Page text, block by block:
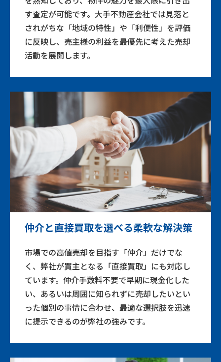
す査定が可能です。大手不動産会社では見落と
されがちな「地域の特性」や「利便性」を評価
に反映し、売主様の利益を最優先に考えた売却
活動を展開します。
仲介と直接買取を選べる柔軟な解決策
市場での高値売却を目指す「仲介」だけでな
く、弊社が買主となる「直接買取」にも対応し
ています。仲介手数料不要で早期に現金化した
い、あるいは周囲に知られずに売却したいとい
った個別の事情に合わせ、最適な選択肢を迅速
に提示できるのが弊社の強みです。